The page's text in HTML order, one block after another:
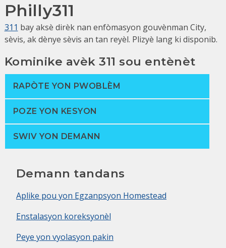
Philly311
311 bay aksè dirèk nan enfòmasyon gouvènman City,
sèvis, ak dènye sèvis an tan reyèl. Plizyè lang ki disponib.
Kominike avèk 311 sou entènèt
RAPÒTE YON PWOBLÈM
POZE YON KESYON
SWIV YON DEMANN
Demann tandans
Aplike pou yon Egzanpsyon Homestead
Enstalasyon koreksyonèl
Peye yon vyolasyon pakin